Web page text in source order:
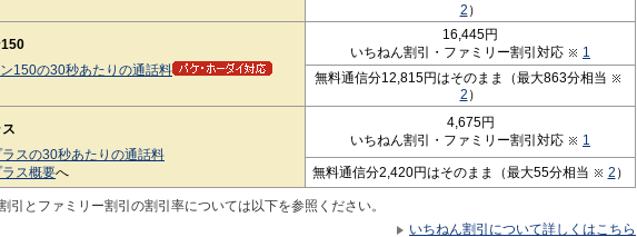
2 ）
150の30秒あたりの通話料
16,445円
いちねん割引・ファミリー割引対応
1
無料通信分12,815円はそのまま（最大863分相当
2 ）
ラスの30秒あたりの通話料
ラス概要へ
4,675円
いちねん割引・ファミリー割引対応
1
無料通信分2,420円はそのまま（最大55分相当 2 ）
引とファミリー割引の割引率については以下を参照ください。
いちねん割引について詳しくはこちら